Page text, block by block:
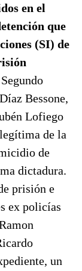
en el
que
(SI) de
Bessone,
Lofiego
de la
de
dictadura.
prisión e
ex policías
un